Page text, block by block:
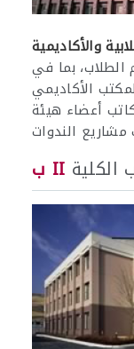
والأكاديمية
بما في
الأكاديمي
أعضاء هيئة
ب II